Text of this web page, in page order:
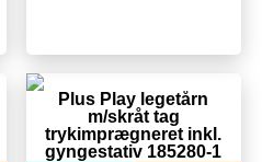
Plus Play legetårn
m/skråt tag
trykimprægneret inkl.
gyngestativ 185280-1